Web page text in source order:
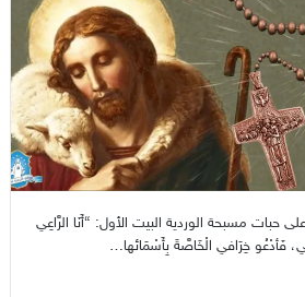
حبات مسبحة الوردية البيت الأول: “أَنَا الرَّاعِي
فَأدْعُو خِرَافي الْخَاصَّةَ بِأَسْمَائها…